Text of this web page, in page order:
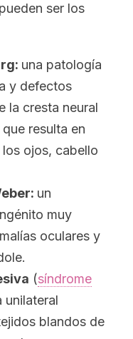
ser los
una patología
y defectos
la cresta neural
resulta en
ojos, cabello
un
muy
oculares y
(síndrome
unilateral
blandos de